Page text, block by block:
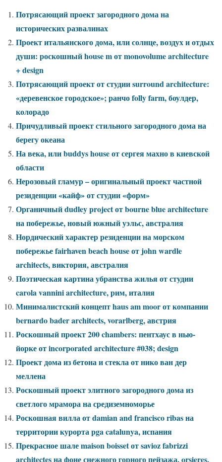
Потрясающий проект загородного дома на
исторических развалинах
Проект итальянского дома, или солнце, воздух и отдых
души: роскошный house m от monovolume architecture
+ design
Потрясающий проект от студии surround architecture:
«деревенское городское»; ранчо folly farm, боулдер,
колорадо
Причудливый проект стильного загородного дома на
берегу океана
На века, или buddys house от сергея махно в киевской
области
Нерозовый гламур – оригинальный проект частной
резиденции «кайф» от студии «форм»
Органичный dudley project от bourne blue architecture
на побережье, новый южный уэльс, австралия
Нордический характер резиденции на морском
побережье fairhaven beach house от john wardle
architects, виктория, австралия
Поэтическая картина убранства жилья от студии
carola vannini architecture, рим, италия
Минималистский концепт haus am moor от компании
bernardo bader architects, vorarlberg, австрия
Роскошный проект 200 chambers: пентхаус в нью-
йорке от incorporated architecture #038; design
Проект дома из бетона и стекла от нико ван дер
меллена
Роскошный проект элитного загородного дома из
светлого мрамора на средиземноморье
Роскошная вилла от damian and francisco ribas на
территории курорта pga catalunya, испания
Прекрасное шале maison boisset от savioz fabrizzi
architectes на фоне снежного горного пейзажа, orsieres,